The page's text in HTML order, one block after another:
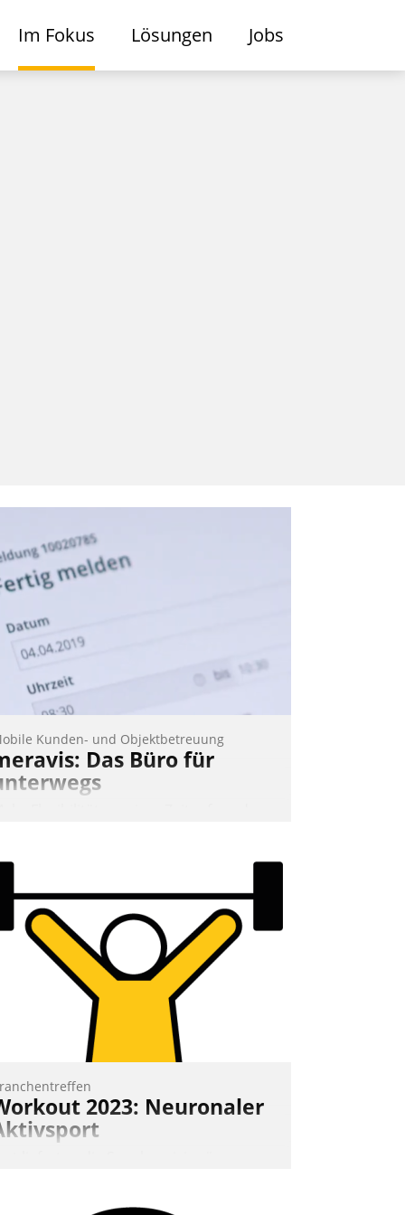
Im Fokus Lösungen Jobs
Kunden- und Objektbetreuung
Das Büro für
Wohnungsbau- und Immobilien GmbH
hat sich dabei für den Betrieb der Lösung
über die SAP Cloud Platform entschieden
- als erstes Unternehmen am
Wohnungsmarkt.
Andreas Lerchner
2023: Neuronaler